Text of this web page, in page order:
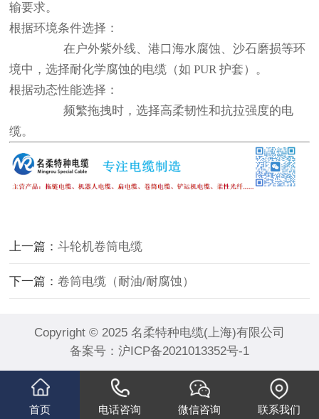
输要求。
根据环境条件选择：
在户外紫外线、港口海水腐蚀、沙石磨损等环
境中，选择耐化学腐蚀的电缆（如 PUR 护套）。
根据动态性能选择：
频繁拖拽时，选择高柔韧性和抗拉强度的电
缆。
上一篇：斗轮机卷筒电缆
下一篇：卷筒电缆（耐油/耐腐蚀）
Copyright © 2025 名柔特种电缆(上海)有限公司
备案号： 沪ICP备2021013352号-1
首页 电话咨询 微信咨询 联系我们